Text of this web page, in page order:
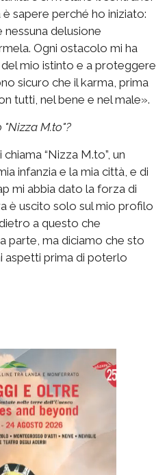
sapere perché ho iniziato:
nessuna delusione
Ogni ostacolo mi ha
mio istinto e a proteggere
sicuro che il karma, prima
tutti, nel bene e nel male».
M.to"?
“Nizza M.to”, un
infanzia e la mia città, e di
mi abbia dato la forza di
è uscito solo sul mio profilo
a questo che
parte, ma diciamo che sto
aspetti prima di poterlo